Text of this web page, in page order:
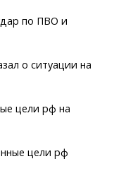
по ПВО и
о ситуации на
цели рф на
цели рф